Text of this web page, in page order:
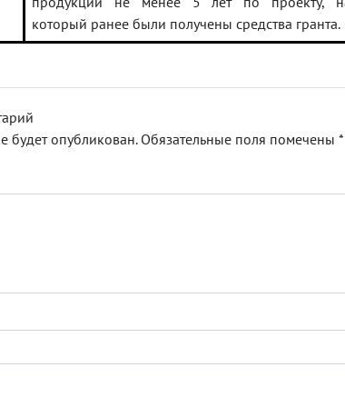
который ранее были получены средства гранта.
будет опубликован. Обязательные поля помечены *